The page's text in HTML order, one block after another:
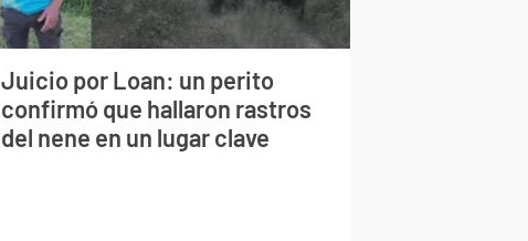
Juicio por Loan: un perito
confirmó que hallaron rastros
del nene en un lugar clave